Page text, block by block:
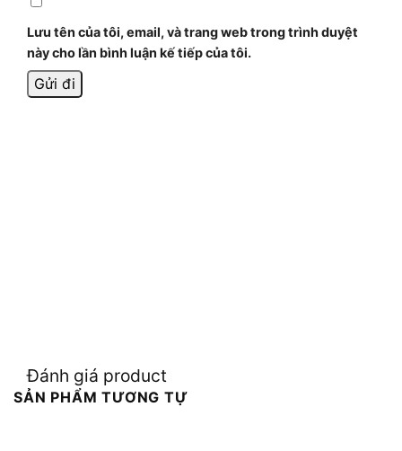
Lưu tên của tôi, email, và trang web trong trình duyệt
này cho lần bình luận kế tiếp của tôi.
Đánh giá product
SẢN PHẨM TƯƠNG TỰ